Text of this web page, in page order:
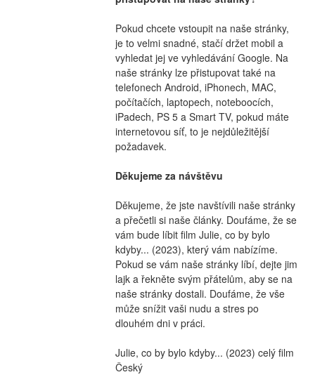
Pokud chcete vstoupit na naše stránky,
je to velmi snadné, stačí držet mobil a
vyhledat jej ve vyhledávání Google. Na
naše stránky lze přistupovat také na
telefonech Android, iPhonech, MAC,
počítačích, laptopech, noteboocích,
iPadech, PS 5 a Smart TV, pokud máte
internetovou síť, to je nejdůležitější
požadavek.
Děkujeme za návštěvu
Děkujeme, že jste navštívili naše stránky
a přečetli si naše články. Doufáme, že se
vám bude líbit film Julie, co by bylo
kdyby... (2023), který vám nabízíme.
Pokud se vám naše stránky líbí, dejte jim
lajk a řekněte svým přátelům, aby se na
naše stránky dostali. Doufáme, že vše
může snížit vaši nudu a stres po
dlouhém dni v práci.
Julie, co by bylo kdyby... (2023) celý film
Český